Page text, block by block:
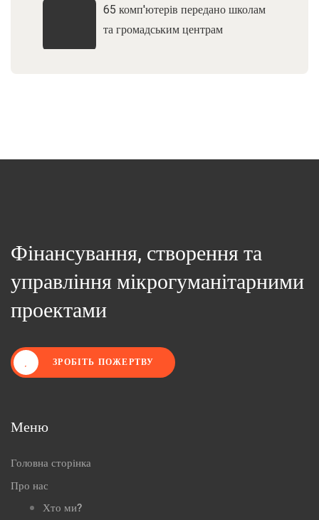
65 комп'ютерів передано школам
та громадським центрам
Фінансування, створення та
управління мікрогуманітарними
проектами
ЗРОБІТЬ ПОЖЕРТВУ
Меню
Головна сторінка
Про нас
Хто ми?